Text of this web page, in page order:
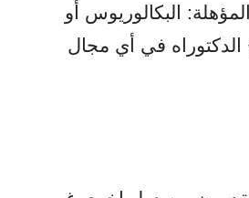
البكالوريوس أو
الدكتوراه في أي مجال